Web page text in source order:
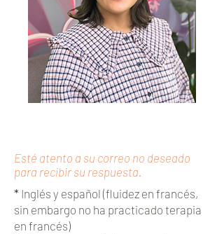
Esté atento a su correo no deseado
para recibir su respuesta.
* Inglés y español (fluidez en francés,
sin embargo no ha practicado terapia
en francés)